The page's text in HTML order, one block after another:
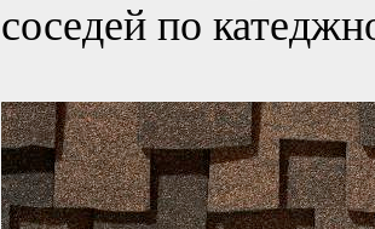
соседей по